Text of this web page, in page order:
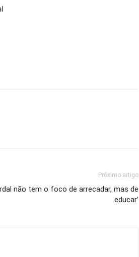
Próximo artigo
não tem o foco de arrecadar, mas de
educar’